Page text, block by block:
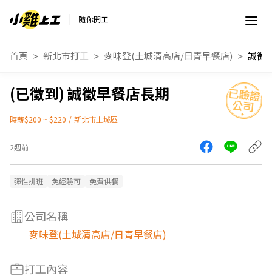
隨你開工
首頁 新北市打工 麥味登(土城清高店/日青早餐店) 誠徵
誠徵早餐店長期
時薪$200 ~ $220 / 新北市土城區
2週前
彈性排班 免經驗可 免費供餐
公司名稱
麥味登(土城清高店/日青早餐店)
打工內容